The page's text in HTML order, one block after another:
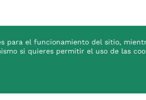
para el funcionamiento del sitio,
si quieres permitir el uso de las